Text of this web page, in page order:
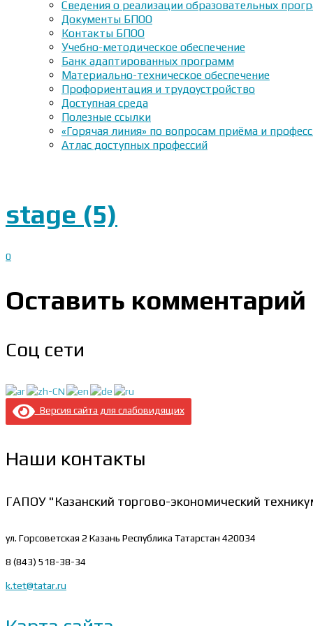
Сведения о реализации образовательных
Документы БПОО
Контакты БПОО
Учебно-методическое обеспечение
Банк адаптированных программ
Материально-техническое обеспечение
Профориентация и трудоустройство
Доступная среда
Полезные ссылки
«Горячая линия» по вопросам приёма и
Атлас доступных профессий
stage (5)
0
Оставить комментарий
Соц сети
Версия сайта для слабовидящих
Наши контакты
ГАПОУ "Казанский торгово-экономический
ул. Горсоветская 2 Казань Республика Татарстан 420034
8 (843) 518-38-34
k.tet@tatar.ru